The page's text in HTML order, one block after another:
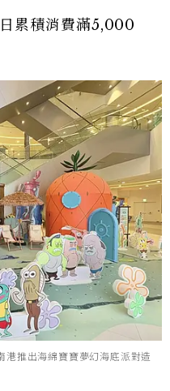
累積消費滿5,000
出海綿寶寶夢幻海底派對造